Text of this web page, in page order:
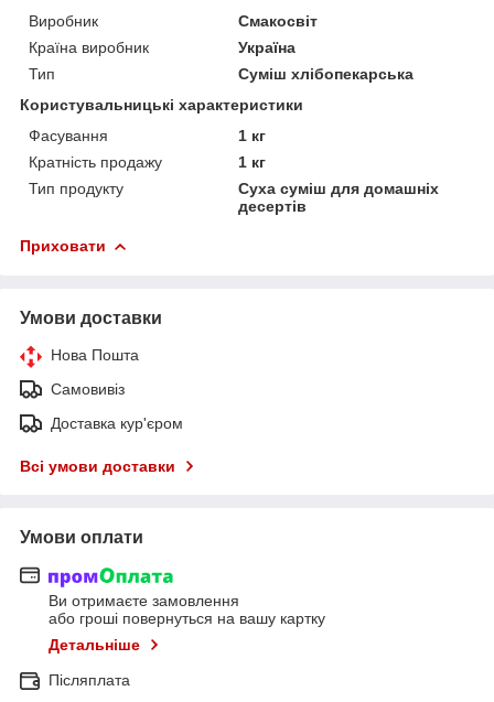
Виробник
Смакосвіт
Країна виробник
Україна
Тип
Суміш хлібопекарська
Користувальницькі характеристики
Фасування
1 кг
Кратність продажу
1 кг
Тип продукту
Суха суміш для домашніх
десертів
Приховати
Умови доставки
Нова Пошта
Самовивіз
Доставка кур'єром
Всі умови доставки
Умови оплати
Ви отримаєте замовлення
або гроші повернуться на вашу картку
Детальніше
Післяплата